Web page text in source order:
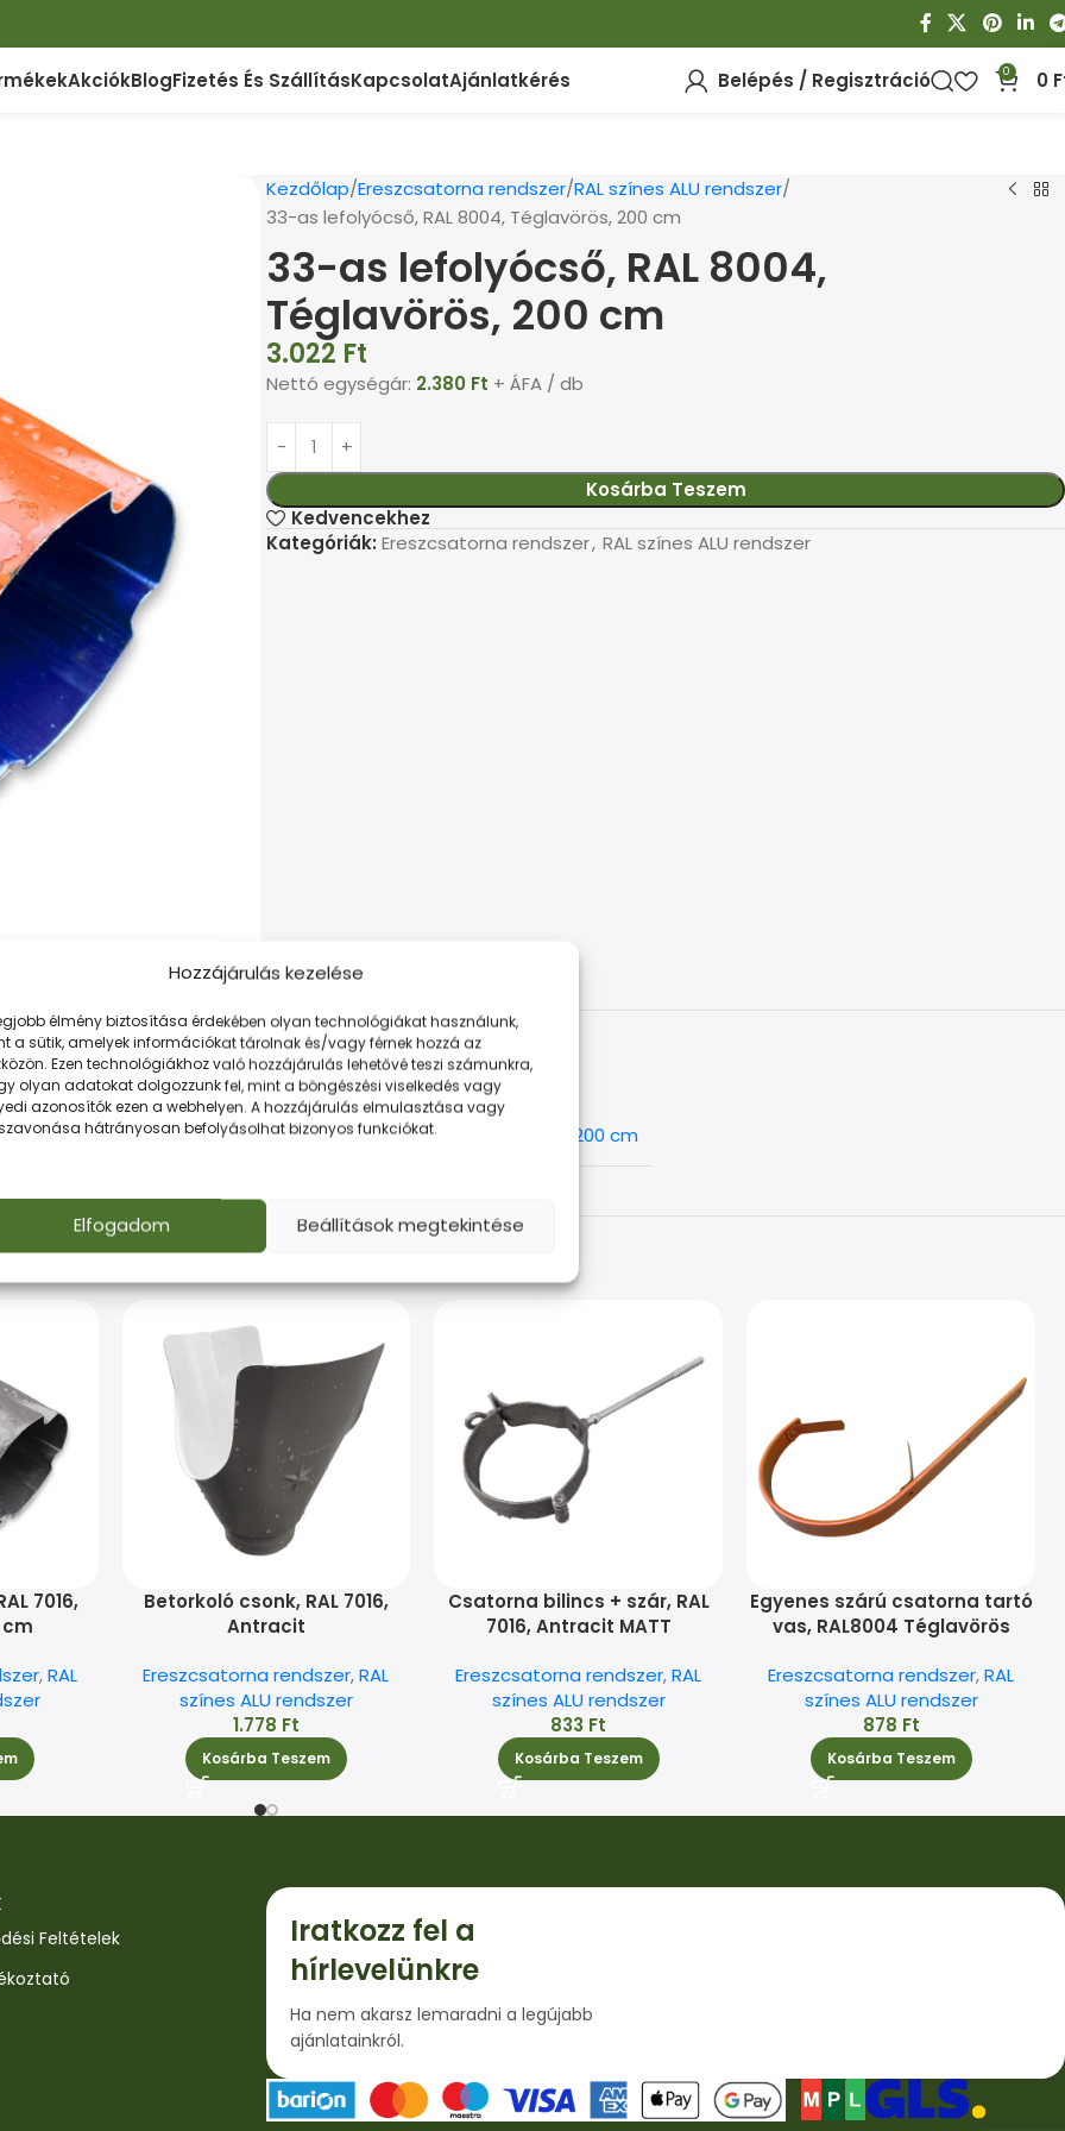
Hozzájárulás kezelése
élmény biztosítása érdekében olyan technológiákat használunk,
a sütik, amelyek információkat tárolnak és/vagy férnek hozzá az
Ezen technológiákhoz való hozzájárulás lehetővé teszi számunkra,
olyan adatokat dolgozzunk fel, mint a böngészési viselkedés vagy
azonosítók ezen a webhelyen. A hozzájárulás elmulasztása vagy
hátrányosan befolyásolhat bizonyos funkciókat.
Elfogadom Beállítások megtekintése
AkciókBlogFizetés És SzállításKapcsolatAjánlatkérés Belépés / Regisztráció 0 0
Kezdőlap Ereszcsatorna rendszer RAL színes ALU rendszer
33-as lefolyócső, RAL 8004, Téglavörös, 200 cm
33-as lefolyócső, RAL 8004,
Téglavörös, 200 cm
3.022 Ft
Nettó egységár: 2.380 Ft + ÁFA / db
Kosárba Teszem
Kedvencekhez
Kategóriák: Ereszcsatorna rendszer, RAL színes ALU rendszer
TOVÁBBI INFORMÁCIÓKFIZETÉS ÉS SZÁLLÍTÁS
200 cm
7016,
,RAL
Betorkoló csonk, RAL 7016,
Antracit
Ereszcsatorna rendszer,RAL
színes ALU rendszer
1.778 Ft
Kosárba Teszem
Csatorna bilincs + szár, RAL
7016, Antracit MATT
Ereszcsatorna rendszer,RAL
színes ALU rendszer
833 Ft
Kosárba Teszem
Egyenes szárú csatorna tartó
vas, RAL8004 Téglavörös
Ereszcsatorna rendszer,RAL
színes ALU rendszer
878 Ft
Kosárba Teszem
Feltételek
Iratkozz fel a
hírlevelünkre
Ha nem akarsz lemaradni a legújabb
ajánlatainkról.